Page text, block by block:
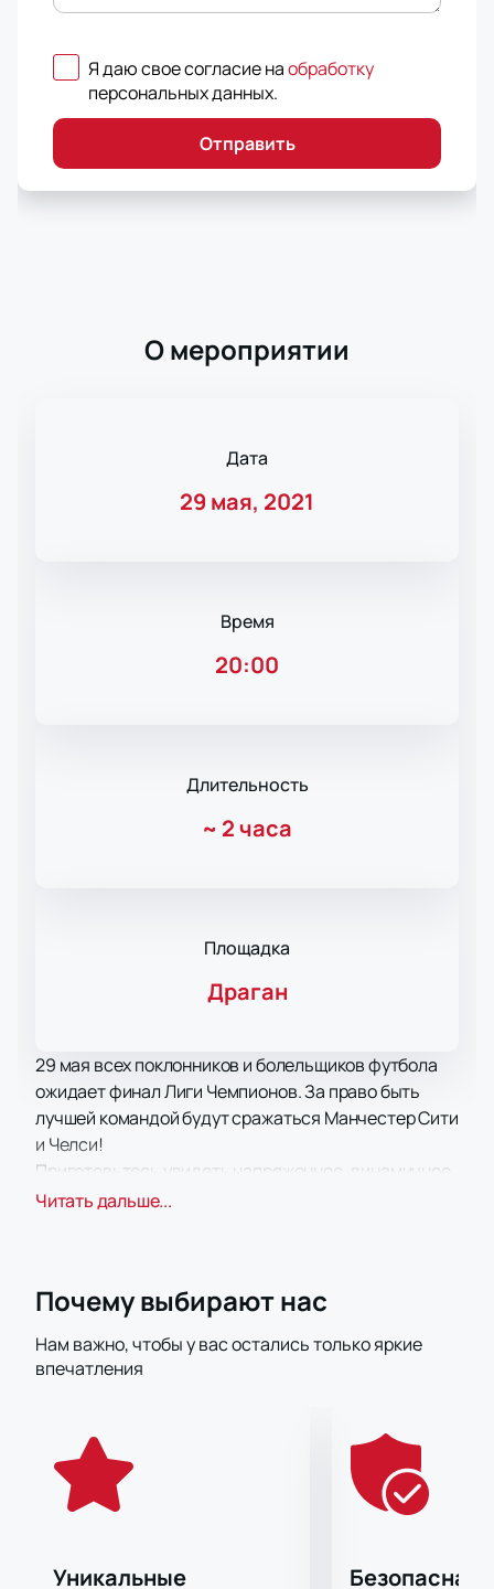
Я даю свое согласие наобработку
персональных данных.
Отправить
О мероприятии
Дата
29 мая, 2021
Время
20:00
Длительность
~ 2 часа
Площадка
Драган
29 мая всех поклонников и болельщиков футбола
ожидает финал Лиги Чемпионов. За право быть
лучшей командой будут сражаться Манчестер Сити
и Челси!
Приготовьтесь увидеть напряженное, динамичное
противостояние соперников, лучших из лучших! На
На арене вас ждет яркое, зажигательное и
гарантировано подарит вам заряд бодрости,
энергии, настоящие спортивные эмоции, такие как
В центре событий вы окажетесь наравне с
участниками состязания, ведь ваша поддержка с
трибун также важна для победы, как и мастерство
самих спортсменов. Не упустите ни одного важного
будете сидеть на трибунах затаив дыхание.
Читать дальше...
Почему выбирают нас
Нам важно, чтобы у вас остались только яркие
впечатления
Уникальные
Безопасная